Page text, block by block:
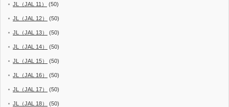
JL（JAL 11） (50)
JL（JAL 12） (50)
JL（JAL 13） (50)
JL（JAL 14） (50)
JL（JAL 15） (50)
JL（JAL 16） (50)
JL（JAL 17） (50)
JL（JAL 18） (50)